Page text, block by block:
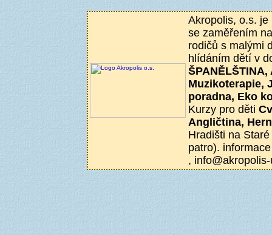
Akropolis, o.s.
se zaměřením
rodičů s malými
hlídáním dětí v
Muzikoterapie,
poradna, Eko
Kurzy pro děti
Angličtina,
Hradišti na
patro).
,